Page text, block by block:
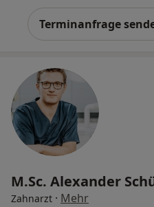
Terminanfrage
M.Sc. Alexander
Zahnarzt · Mehr